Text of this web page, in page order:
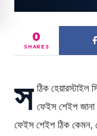
0
SHARES
স ঠিক হেয়ারস্টাইল
ফেইস শেইপ
ফেইস শেইপ ঠিক কেমন,